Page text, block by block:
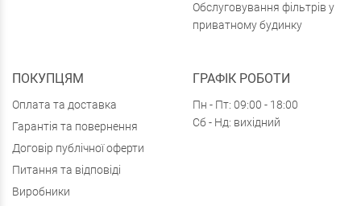
Обслуговування фільтрів у
приватному будинку
ПОКУПЦЯМ
Оплата та доставка
Гарантія та повернення
Договір публічної оферти
Питання та відповіді
Виробники
ГРАФІК РОБОТИ
Пн - Пт: 09:00 - 18:00
Сб - Нд: вихідний